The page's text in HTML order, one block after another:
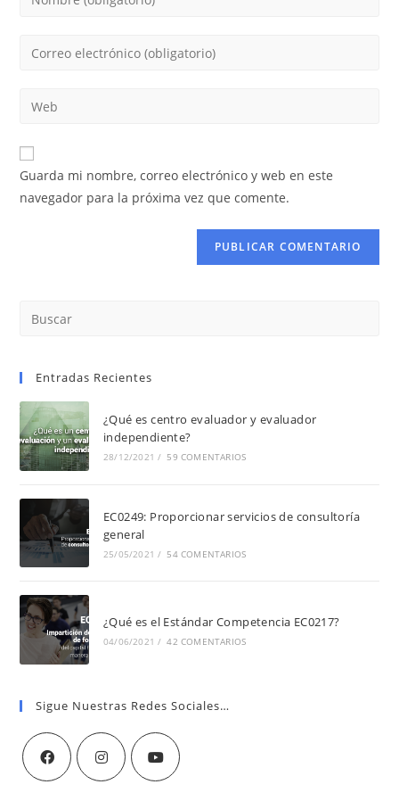
Guarda mi nombre, correo electrónico y web en este
navegador para la próxima vez que comente.
Entradas Recientes
¿Qué es centro evaluador y evaluador
independiente?
28/12/2021 / 59 COMENTARIOS
EC0249: Proporcionar servicios de consultoría
general
25/05/2021 / 54 COMENTARIOS
¿Qué es el Estándar Competencia EC0217?
04/06/2021 / 42 COMENTARIOS
Sigue Nuestras Redes Sociales…